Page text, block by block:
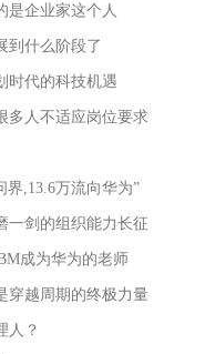
是企业家这个人
到什么阶段了
时代的科技机遇
多人不适应岗位要求
界,13.6万流向华为”
一剑的组织能力长征
成为华为的老师
穿越周期的终极力量
人？